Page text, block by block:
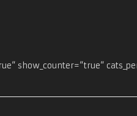
show_counter=“true“